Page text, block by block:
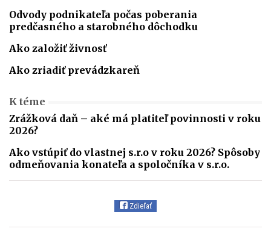
Odvody podnikateľa počas poberania
predčasného a starobného dôchodku
Ako založiť živnosť
Ako zriadiť prevádzkareň
K téme
Zrážková daň – aké má platiteľ povinnosti v roku
2026?
Ako vstúpiť do vlastnej s.r.o v roku 2026? Spôsoby
odmeňovania konateľa a spoločníka v s.r.o.
Zdieľať